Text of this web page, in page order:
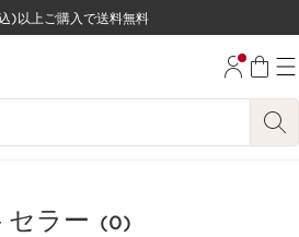
)以上ご購入で送料無料
ラー (0)